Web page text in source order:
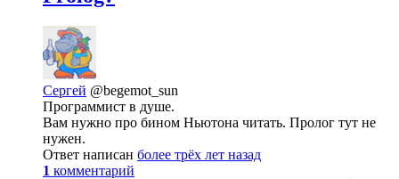
Сергей @begemot_sun
Программист в душе.
Вам нужно про бином Ньютона читать. Пролог тут не
нужен.
Ответ написан более трёх лет назад
1 комментарий